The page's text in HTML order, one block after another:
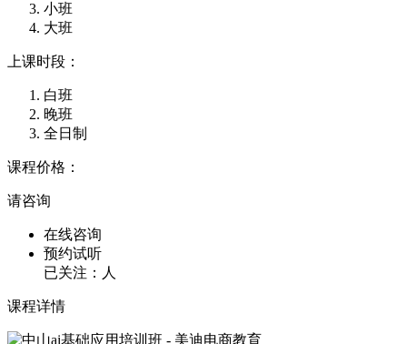
小班
大班
上课时段：
白班
晚班
全日制
课程价格：
请咨询
在线咨询
预约试听
已关注： 人
课程详情